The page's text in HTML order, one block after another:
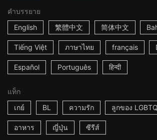
คำบรรยาย
English
繁體中文 简体中文
Tiếng Việt ภาษาไทย français
Español Português हिन्दी
แท็ก
เกย์
BL ความรัก ลูกของ LGBTQ
อาหาร ญี่ปุ่น ซีรีส์